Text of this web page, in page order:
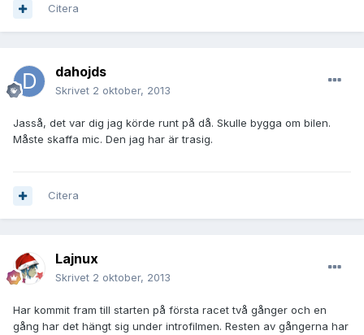
Citera
dahojds
Skrivet 2 oktober, 2013
Jasså, det var dig jag körde runt på då. Skulle bygga om bilen.
Måste skaffa mic. Den jag har är trasig.
Citera
Lajnux
Skrivet 2 oktober, 2013
Har kommit fram till starten på första racet två gånger och en
gång har det hängt sig under introfilmen. Resten av gångerna har